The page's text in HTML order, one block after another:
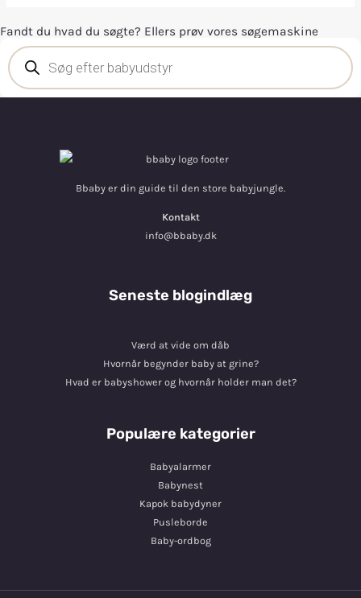
Fandt du hvad du søgte? Ellers prøv vores søgemaskine
Bbaby er din guide til den store babyjungle.
Kontakt
info@bbaby.dk
Seneste blogindlæg
Værd at vide om dåb
Hvornår begynder baby at grine?
Hvad er babyshower og hvornår holder man det?
Populære kategorier
Babyalarmer
Babynest
Kapok babydyner
Pusleborde
Baby-ordbog